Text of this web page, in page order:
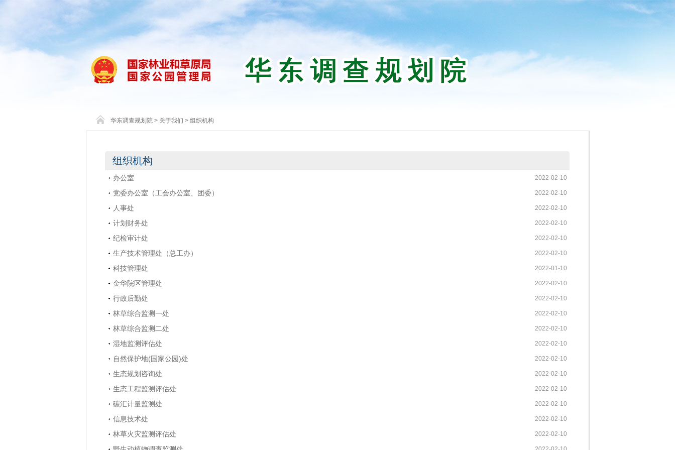
华东调查规划院 > 关于我们 > 组织机构
组织机构
办公室 2022-02-10
党委办公室（工会办公室、团委） 2022-02-10
人事处 2022-02-10
计划财务处 2022-02-10
纪检审计处 2022-02-10
生产技术管理处（总工办） 2022-02-10
科技管理处 2022-01-10
金华院区管理处 2022-02-10
行政后勤处 2022-02-10
林草综合监测一处 2022-02-10
林草综合监测二处 2022-02-10
湿地监测评估处 2022-02-10
自然保护地(国家公园)处 2022-02-10
生态规划咨询处 2022-02-10
生态工程监测评估处 2022-02-10
碳汇计量监测处 2022-02-10
信息技术处 2022-02-10
林草火灾监测评估处 2022-02-10